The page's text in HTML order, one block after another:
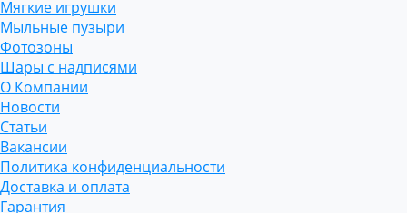
Мягкие игрушки
Мыльные пузыри
Фотозоны
Шары с надписями
О Компании
Новости
Статьи
Вакансии
Политика конфиденциальности
Доставка и оплата
Гарантия